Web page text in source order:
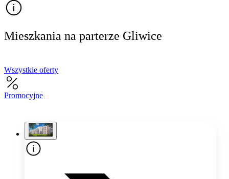
Mieszkania na parterze Gliwice
Wszystkie oferty
Promocyjne